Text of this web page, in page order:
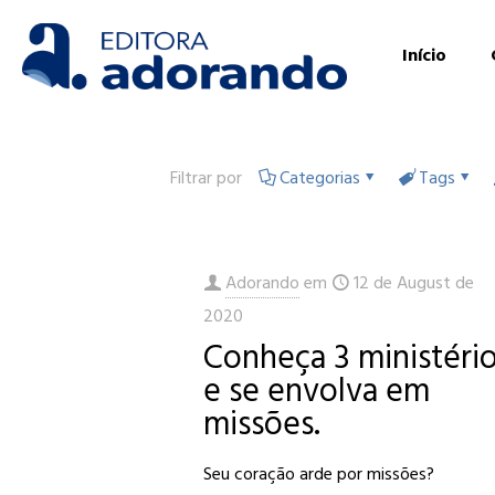
Início
Filtrar por Categorias Tags
Adorando em
12 de August de
2020
Conheça 3
e se envolva em
missões.
Seu coração arde por missões?